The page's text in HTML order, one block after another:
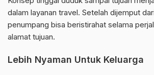
dalam layanan travel. Setelah dijemput
penumpang bisa beristirahat selama
alamat tujuan.
Lebih Nyaman Untuk Keluarga